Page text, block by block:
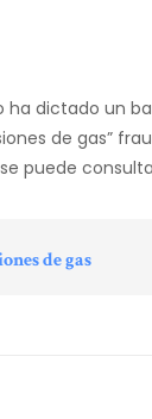
dictado un
de gas”
puede
de gas